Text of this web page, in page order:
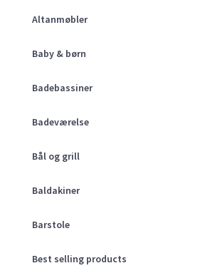
Altanmøbler
Baby & børn
Badebassiner
Badeværelse
Bål og grill
Baldakiner
Barstole
Best selling products